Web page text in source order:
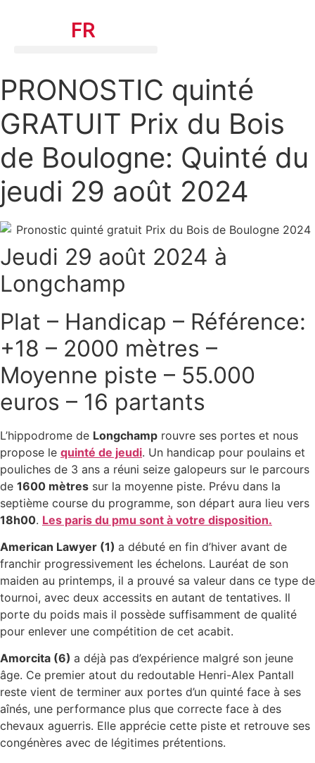
FR
PRONOSTIC quinté
GRATUIT Prix du Bois
de Boulogne: Quinté du
jeudi 29 août 2024
Jeudi 29 août 2024 à
Longchamp
Plat – Handicap – Référence:
+18 – 2000 mètres –
Moyenne piste – 55.000
euros – 16 partants
L’hippodrome de Longchamp rouvre ses portes et nous
propose le quinté de jeudi. Un handicap pour poulains et
pouliches de 3 ans a réuni seize galopeurs sur le parcours
de 1600 mètres sur la moyenne piste. Prévu dans la
septième course du programme, son départ aura lieu vers
18h00. Les paris du pmu sont à votre disposition.
American Lawyer (1) a débuté en fin d’hiver avant de
franchir progressivement les échelons. Lauréat de son
maiden au printemps, il a prouvé sa valeur dans ce type de
tournoi, avec deux accessits en autant de tentatives. Il
porte du poids mais il possède suffisamment de qualité
pour enlever une compétition de cet acabit.
Amorcita (6) a déjà pas d’expérience malgré son jeune
âge. Ce premier atout du redoutable Henri-Alex Pantall
reste vient de terminer aux portes d’un quinté face à ses
aînés, une performance plus que correcte face à des
chevaux aguerris. Elle apprécie cette piste et retrouve ses
congénères avec de légitimes prétentions.